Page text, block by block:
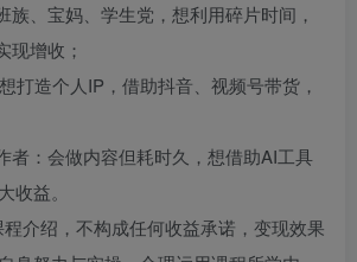
族、宝妈、学生党，想利用碎片时间，
现增收；
打造个人IP，借助抖音、视频号带货，
者：会做内容但耗时久，想借助AI工具
收益。
介绍，不构成任何收益承诺，变现效果